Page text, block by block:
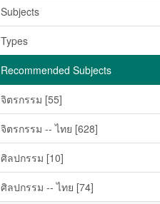
Subjects
Types
Recommended Subjects
จิตรกรรม [55]
จิตรกรรม -- ไทย [628]
ศิลปกรรม [10]
ศิลปกรรม -- ไทย [74]